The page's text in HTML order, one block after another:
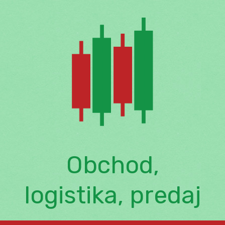
Obchod,
logistika, predaj